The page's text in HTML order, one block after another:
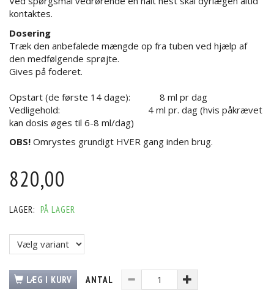
kontaktes.
Dosering
Træk den anbefalede mængde op fra tuben ved hjælp af
den medfølgende sprøjte.
Gives på foderet.
Opstart (de første 14 dage): 8 ml pr dag
Vedligehold: 4 ml pr. dag (hvis påkrævet
kan dosis øges til 6-8 ml/dag)
OBS! Omrystes grundigt HVER gang inden brug.
820,00
LAGER: PÅ LAGER
LÆG I KURV ANTAL